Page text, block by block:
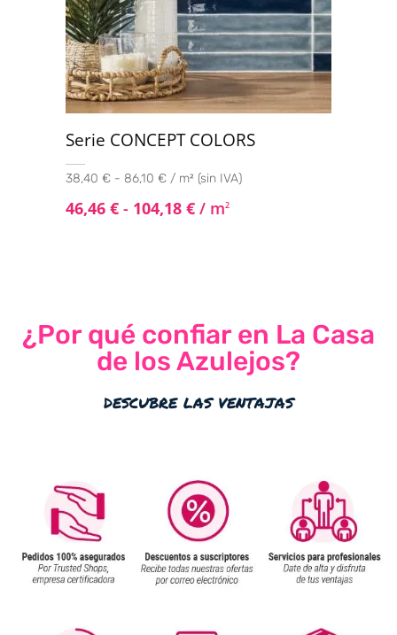
Serie CONCEPT COLORS
38,40 € - 86,10 € / m² (sin IVA)
46,46 € - 104,18 € / m2
¿Por qué confiar en La Casa
de los Azulejos?
descubre las ventajas